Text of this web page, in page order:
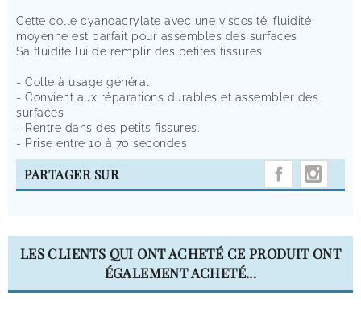
Cette colle cyanoacrylate avec une viscosité, fluidité
moyenne est parfait pour assembles des surfaces
Sa fluidité lui de remplir des petites fissures
- Colle à usage général
- Convient aux réparations durables et assembler des
surfaces
- Rentre dans des petits fissures.
- Prise entre 10 à 70 secondes
PARTAGER SUR
LES CLIENTS QUI ONT ACHETÉ CE PRODUIT ONT
ÉGALEMENT ACHETÉ...